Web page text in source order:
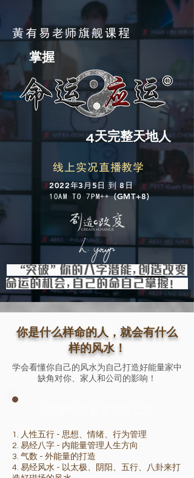
黃有易老师旗舰课程
掌握
4天完整天地人
线上实况直播教学
2022年3 月5日 到 8日
10AM TO 7PM++(GMT+8)
“突破”你的八字潜能，创造改变
命运的机会，自己的命自己掌握！
你是什么样命的人，就会有什么
样的风水！
学会看懂你自己的风水​​为自己打造好能量家中
缺角对你、家人和公司的影响！
1. 人性五行 - 思想、情绪、行为管理
2. 易经八字 - 内能量管理人生方向
​3. 气数 - 外能量的打造
4. 易经风水 - 以太极、阴阳、五行、八卦来打